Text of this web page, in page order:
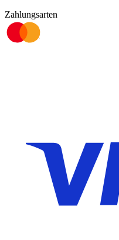
Zahlungsarten